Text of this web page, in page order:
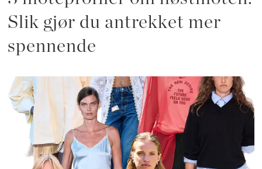
Slik gjør du antrekket mer
spennende